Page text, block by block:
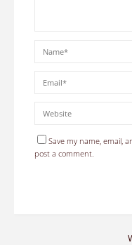
Save my name, email,
post a comment.